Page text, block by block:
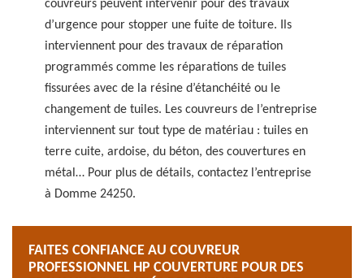
couvreurs peuvent intervenir pour des travaux
d’urgence pour stopper une fuite de toiture. Ils
interviennent pour des travaux de réparation
programmés comme les réparations de tuiles
fissurées avec de la résine d’étanchéité ou le
changement de tuiles. Les couvreurs de l’entreprise
interviennent sur tout type de matériau : tuiles en
terre cuite, ardoise, du béton, des couvertures en
métal… Pour plus de détails, contactez l’entreprise
à Domme 24250.
FAITES CONFIANCE AU COUVREUR
PROFESSIONNEL HP COUVERTURE POUR DES